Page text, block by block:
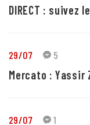
DIRECT : suivez
29/07 5
Mercato :
29/07 1